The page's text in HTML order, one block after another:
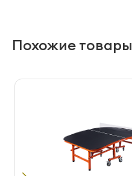
Похожие товары